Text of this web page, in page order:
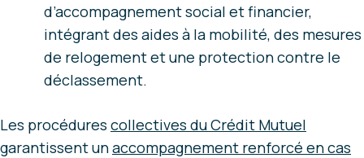
d’accompagnement social et financier,
intégrant des aides à la mobilité, des mesures
de relogement et une protection contre le
déclassement.
Les procédures collectives du Crédit Mutuel
garantissent unaccompagnement renforcé en cas